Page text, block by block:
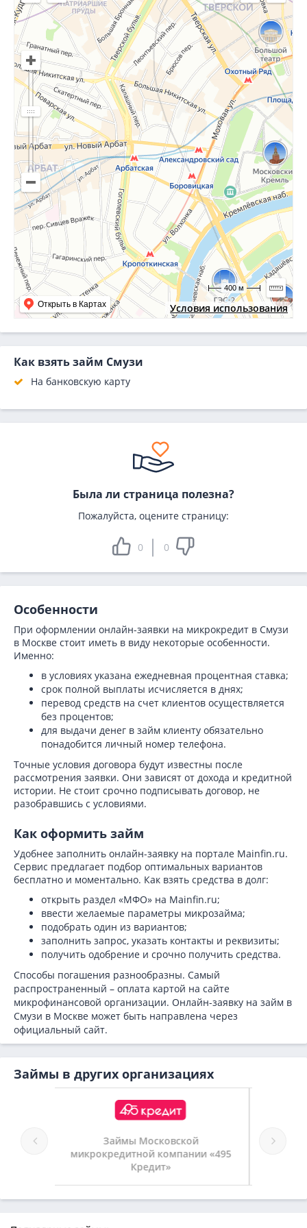
Условия использования
Открыть в Картах
400 м
Как взять займ Смузи
На банковскую карту
Была ли страница полезна?
Пожалуйста, оцените страницу:
0 0
Особенности
При оформлении онлайн-заявки на микрокредит в Смузи
в Москве стоит иметь в виду некоторые особенности.
Именно:
в условиях указана ежедневная процентная ставка;
срок полной выплаты исчисляется в днях;
перевод средств на счет клиентов осуществляется
без процентов;
для выдачи денег в займ клиенту обязательно
понадобится личный номер телефона.
Точные условия договора будут известны после
рассмотрения заявки. Они зависят от дохода и кредитной
истории. Не стоит срочно подписывать договор, не
разобравшись с условиями.
Как оформить займ
Удобнее заполнить онлайн-заявку на портале Mainfin.ru.
Сервис предлагает подбор оптимальных вариантов
бесплатно и моментально. Как взять средства в долг:
открыть раздел «МФО» на Mainfin.ru;
ввести желаемые параметры микрозайма;
подобрать один из вариантов;
заполнить запрос, указать контакты и реквизиты;
получить одобрение и срочно получить средства.
Способы погашения разнообразны. Самый
распространенный – оплата картой на сайте
микрофинансовой организации. Онлайн-заявку на займ в
Смузи в Москве может быть направлена через
официальный сайт.
Займы в других организациях
Займы Pay P.S.